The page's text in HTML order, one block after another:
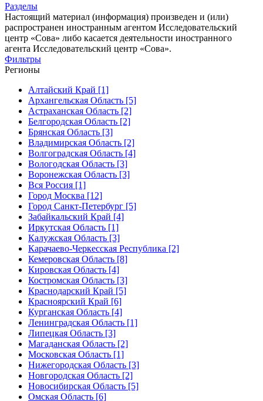
Разделы
Настоящий материал (информация) произведен и (или)
распространен иностранным агентом Исследовательский
центр «Сова» либо касается деятельности иностранного
агента Исследовательский центр «Сова».
Фильтры
Регионы
Алтайский Край [1]
Архангельская Область [5]
Астраханская Область [2]
Белгородская Область [2]
Брянская Область [3]
Владимирская Область [2]
Волгоградская Область [4]
Вологодская Область [3]
Воронежская Область [3]
Вся Россия [1]
Город Москва [12]
Город Санкт-Петербург [5]
Забайкальский Край [4]
Иркутская Область [1]
Калужская Область [3]
Карачаево-Черкесская Республика [2]
Кемеровская Область [8]
Кировская Область [4]
Костромская Область [3]
Краснодарский Край [5]
Красноярский Край [6]
Курганская Область [4]
Ленинградская Область [1]
Липецкая Область [3]
Магаданская Область [2]
Московская Область [1]
Нижегородская Область [3]
Новгородская Область [2]
Новосибирская Область [5]
Омская Область [6]